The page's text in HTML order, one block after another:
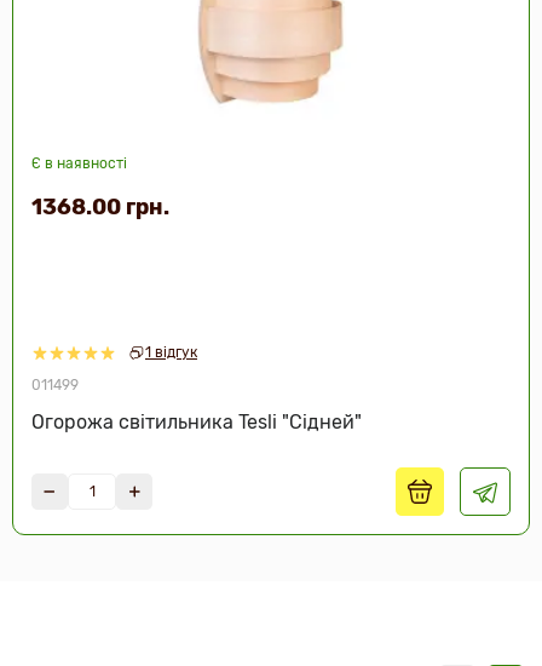
1 відгук
Є в наявності
011499
Огорожа світильника Tesli "Сідней"
1368.00 грн.